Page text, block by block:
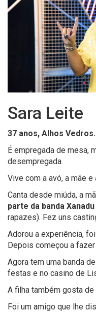
Sara Leite
37 anos, Alhos Vedros.
É empregada de mesa,
desempregada.
Vive com a avó, a mãe
Canta desde miúda, a
parte da banda Xanadu
rapazes). Fez uns
Adorou a experiência,
Depois começou a
Agora tem uma banda
festas e no casino de
A filha também gosta de
Foi um amigo que lhe